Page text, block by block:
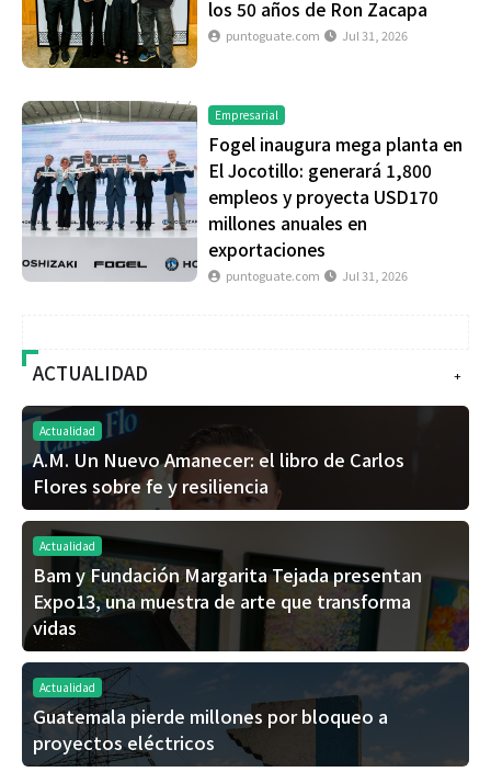
los 50 años de Ron Zacapa
puntoguate.com Jul 31, 2026
Empresarial
Fogel inaugura mega planta en
El Jocotillo: generará 1,800
empleos y proyecta USD170
millones anuales en
exportaciones
puntoguate.com Jul 31, 2026
+
ACTUALIDAD
Actualidad
A.M. Un Nuevo Amanecer: el libro de Carlos
Flores sobre fe y resiliencia
Actualidad
Bam y Fundación Margarita Tejada presentan
Expo13, una muestra de arte que transforma
vidas
Actualidad
Guatemala pierde millones por bloqueo a
proyectos eléctricos